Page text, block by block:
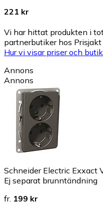
221 kr
Vi har hittat produkten i
partnerbutiker hos
Hur vi visar priser och
Annons
Annons
Schneider Electric Exxact
Ej separat brunntändning
fr. 199 kr